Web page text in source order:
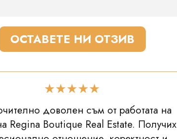
ОСТАВЕТЕ НИ ОТЗИВ
★★★★★
доволен съм от работата на
Regina Boutique Real Estate. Получих